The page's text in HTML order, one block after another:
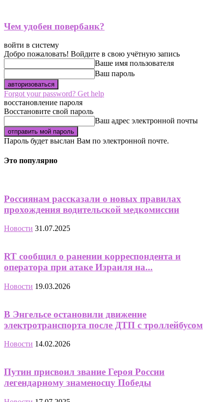
Чем удобен повербанк?
войти в систему
Добро пожаловать! Войдите в свою учётную запись
Ваше имя пользователя
Ваш пароль
Forgot your password? Get help
восстановление пароля
Восстановите свой пароль
Ваш адрес электронной почты
Пароль будет выслан Вам по электронной почте.
Это популярно
Россиянам рассказали о новых правилах
прохождения водительской медкомиссии
Новости 31.07.2025
RT сообщил о ранении корреспондента и
оператора при атаке Израиля на...
Новости 19.03.2026
В Энгельсе остановили движение
электротранспорта после ДТП с троллейбусом
Новости 14.02.2026
Путин присвоил звание Героя России
легендарному знаменосцу Победы